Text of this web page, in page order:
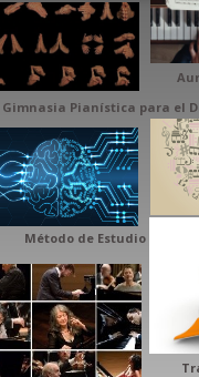
Gimnasia Pianística para el
Método de Estudio